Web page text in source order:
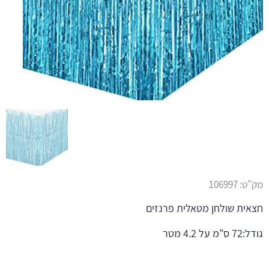
מק"ט:106997
חצאית שולחן מטאלית פרנזים
גודל:72 ס”מ על 4.2 מטר